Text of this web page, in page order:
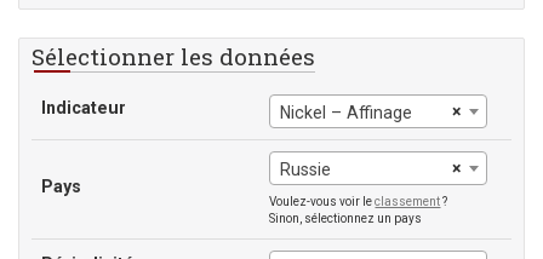
Sélectionner les données
Indicateur ×
Nickel – Affinage
Pays
×
Russie
Voulez-vous voir leclassement?
Sinon, sélectionnez un pays